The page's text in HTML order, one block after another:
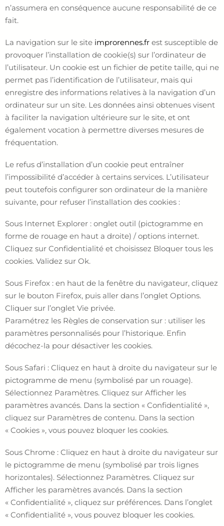
n’assumera en conséquence aucune responsabilité de ce
fait.
La navigation sur le site improrennes.fr est susceptible de
provoquer l’installation de cookie(s) sur l’ordinateur de
l’utilisateur. Un cookie est un fichier de petite taille, qui ne
permet pas l’identification de l’utilisateur, mais qui
enregistre des informations relatives à la navigation d’un
ordinateur sur un site. Les données ainsi obtenues visent
à faciliter la navigation ultérieure sur le site, et ont
également vocation à permettre diverses mesures de
fréquentation.
Le refus d’installation d’un cookie peut entraîner
l’impossibilité d’accéder à certains services. L’utilisateur
peut toutefois configurer son ordinateur de la manière
suivante, pour refuser l’installation des cookies :
Sous Internet Explorer : onglet outil (pictogramme en
forme de rouage en haut a droite) / options internet.
Cliquez sur Confidentialité et choisissez Bloquer tous les
cookies. Validez sur Ok.
Sous Firefox : en haut de la fenêtre du navigateur, cliquez
sur le bouton Firefox, puis aller dans l’onglet Options.
Cliquer sur l’onglet Vie privée.
Paramétrez les Règles de conservation sur : utiliser les
paramètres personnalisés pour l’historique. Enfin
décochez-la pour désactiver les cookies.
Sous Safari : Cliquez en haut à droite du navigateur sur le
pictogramme de menu (symbolisé par un rouage).
Sélectionnez Paramètres. Cliquez sur Afficher les
paramètres avancés. Dans la section « Confidentialité »,
cliquez sur Paramètres de contenu. Dans la section
« Cookies », vous pouvez bloquer les cookies.
Sous Chrome : Cliquez en haut à droite du navigateur sur
le pictogramme de menu (symbolisé par trois lignes
horizontales). Sélectionnez Paramètres. Cliquez sur
Afficher les paramètres avancés. Dans la section
« Confidentialité », cliquez sur préférences. Dans l’onglet
« Confidentialité », vous pouvez bloquer les cookies.